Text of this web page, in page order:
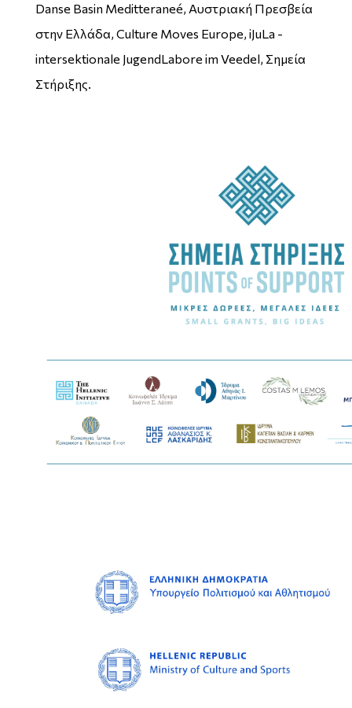
Danse Basin Meditteraneé, Αυστριακή Πρεσβεία
στην Ελλάδα, Culture Moves Europe, iJuLa -
intersektionale JugendLabore im Veedel, Σημεία
Στήριξης.